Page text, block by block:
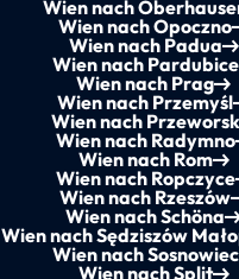
Wien nach
Wien nach Opoczno
Wien nach Padua
Wien nach Pardubice
Wien nach Prag
Wien nach Przemyśl
Wien nach Przeworsk
Wien nach Radymno
Wien nach Rom
Wien nach Ropczyce
Wien nach Rzeszów
Wien nach Schöna
Wien nach Sędziszów
Wien nach Sosnowiec
Wien nach Split